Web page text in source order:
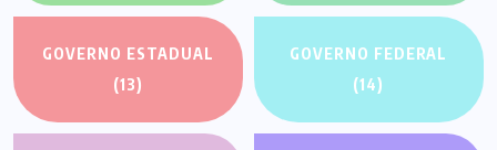
GOVERNO ESTADUAL
(13)
GOVERNO FEDERAL
(14)